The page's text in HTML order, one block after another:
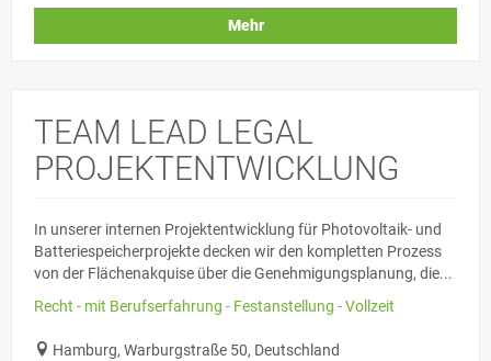
Mehr
TEAM LEAD LEGAL
PROJEKTENTWICKLUNG
In unserer internen Projektentwicklung für Photovoltaik- und
Batteriespeicherprojekte decken wir den kompletten Prozess
von der Flächenakquise über die Genehmigungsplanung, die...
Recht - mit Berufserfahrung - Festanstellung - Vollzeit
Hamburg, Warburgstraße 50, Deutschland